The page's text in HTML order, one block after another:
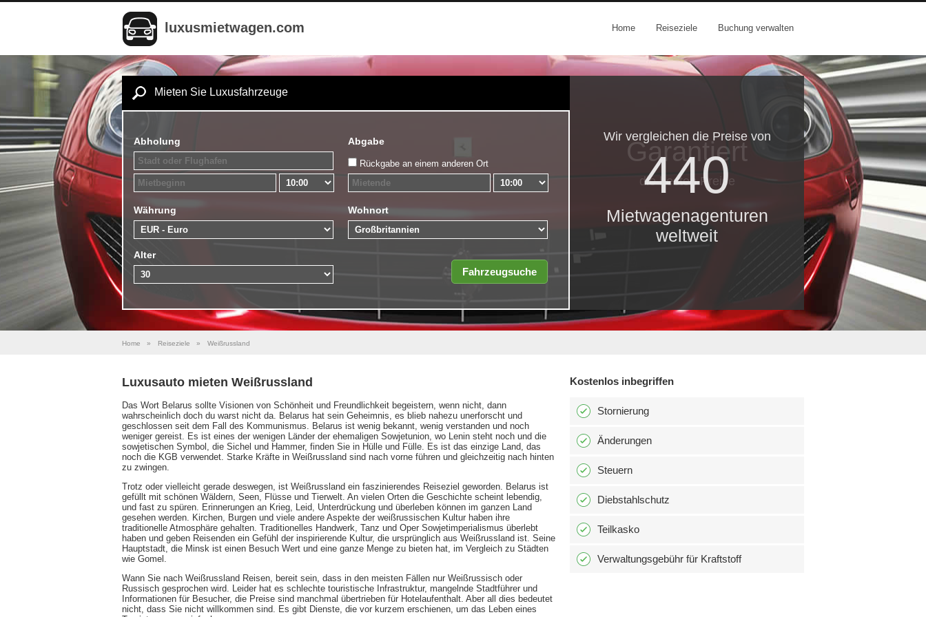
luxusmietwagen.com Home Reiseziele Buchung verwalten
Mieten Sie Luxusfahrzeuge
Abholung Abgabe
Rückgabe an einem anderen Ort
Währung Wohnort
Alter
Wir vergleichen die Preise von
440
Mietwagenagenturen
weltweit
Garantiert
die besten Preise
Home » Reiseziele » Weißrussland
Luxusauto mieten Weißrussland
Das Wort Belarus sollte Visionen von Schönheit und Freundlichkeit begeistern, wenn nicht, dann
wahrscheinlich doch du warst nicht da. Belarus hat sein Geheimnis, es blieb nahezu unerforscht und
geschlossen seit dem Fall des Kommunismus. Belarus ist wenig bekannt, wenig verstanden und noch
weniger gereist. Es ist eines der wenigen Länder der ehemaligen Sowjetunion, wo Lenin steht noch und die
sowjetischen Symbol, die Sichel und Hammer, finden Sie in Hülle und Fülle. Es ist das einzige Land, das
noch die KGB verwendet. Starke Kräfte in Weißrussland sind nach vorne führen und gleichzeitig nach hinten
zu zwingen.
Trotz oder vielleicht gerade deswegen, ist Weißrussland ein faszinierendes Reiseziel geworden. Belarus ist
gefüllt mit schönen Wäldern, Seen, Flüsse und Tierwelt. An vielen Orten die Geschichte scheint lebendig,
und fast zu spüren. Erinnerungen an Krieg, Leid, Unterdrückung und überleben können im ganzen Land
gesehen werden. Kirchen, Burgen und viele andere Aspekte der weißrussischen Kultur haben ihre
traditionelle Atmosphäre gehalten. Traditionelles Handwerk, Tanz und Oper Sowjetimperialismus überlebt
haben und geben Reisenden ein Gefühl der inspirierende Kultur, die ursprünglich aus Weißrussland ist. Seine
Hauptstadt, die Minsk ist einen Besuch Wert und eine ganze Menge zu bieten hat, im Vergleich zu Städten
wie Gomel.
Wann Sie nach Weißrussland Reisen, bereit sein, dass in den meisten Fällen nur Weißrussisch oder
Russisch gesprochen wird. Leider hat es schlechte touristische Infrastruktur, mangelnde Stadtführer und
Informationen für Besucher, die Preise sind manchmal übertrieben für Hotelaufenthalt. Aber all dies bedeutet
nicht, dass Sie nicht willkommen sind. Es gibt Dienste, die vor kurzem erschienen, um das Leben eines
Kostenlos inbegriffen
Stornierung
Änderungen
Steuern
Diebstahlschutz
Teilkasko
Verwaltungsgebühr für Kraftstoff